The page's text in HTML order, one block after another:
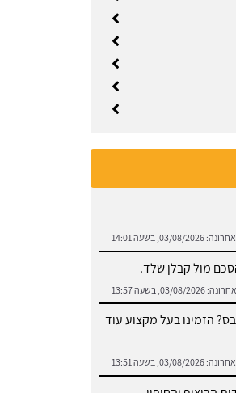
מול קבלן שלד.
03/08/2026, בשעה 13:57
הזמינו בעל מקצוע עוד
03/08/2026, בשעה 13:51
03/08/2026, בשעה 13:43